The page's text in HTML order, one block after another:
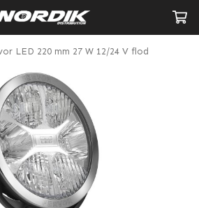
LED 220 mm 27 W 12/24 V flod